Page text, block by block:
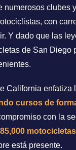
numerosos clubes
con
Y dado que las
de San Diego
California
cursos de
con la
motocicletas
está presente.